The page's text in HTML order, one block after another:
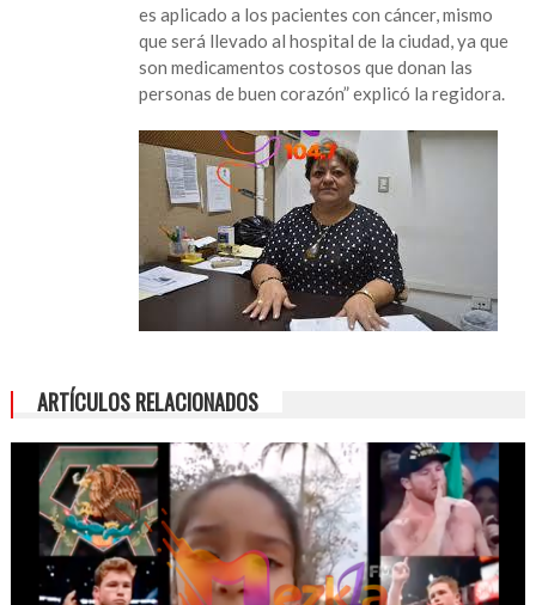
es aplicado a los pacientes con cáncer, mismo
que será llevado al hospital de la ciudad, ya que
son medicamentos costosos que donan las
personas de buen corazón” explicó la regidora.
ARTÍCULOS RELACIONADOS